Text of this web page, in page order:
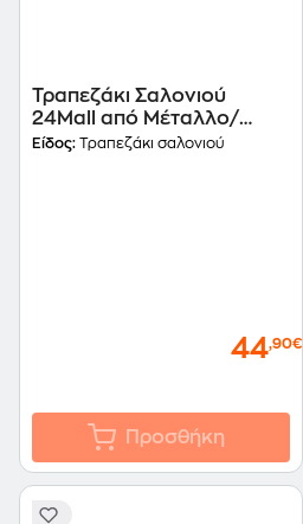
Τραπεζάκι Σαλονιού
24Mall από Μέταλλο/
Πλαστικό C35948
Είδος: Τραπεζάκι σαλονιού
44,90€
Προσθήκη